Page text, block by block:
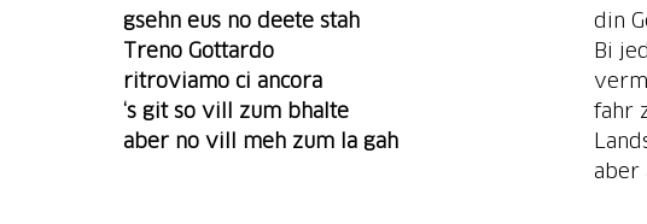
gsehn eus no deete stah
Treno Gottardo
ritroviamo ci ancora
‘s git so vill zum bhalte
aber no vill meh zum la gah
din
Bi
fahr
aber